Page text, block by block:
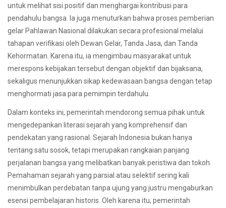
untuk melihat sisi positif dan menghargai kontribusi para
pendahulu bangsa. Ia juga menuturkan bahwa proses pemberian
gelar Pahlawan Nasional dilakukan secara profesional melalui
tahapan verifikasi oleh Dewan Gelar, Tanda Jasa, dan Tanda
Kehormatan. Karena itu, ia mengimbau masyarakat untuk
merespons kebijakan tersebut dengan objektif dan bijaksana,
sekaligus menunjukkan sikap kedewasaan bangsa dengan tetap
menghormati jasa para pemimpin terdahulu.
Dalam konteks ini, pemerintah mendorong semua pihak untuk
mengedepankan literasi sejarah yang komprehensif dan
pendekatan yang rasional. Sejarah Indonesia bukan hanya
tentang satu sosok, tetapi merupakan rangkaian panjang
perjalanan bangsa yang melibatkan banyak peristiwa dan tokoh.
Pemahaman sejarah yang parsial atau selektif sering kali
menimbulkan perdebatan tanpa ujung yang justru mengaburkan
esensi pembelajaran historis. Oleh karena itu, pemerintah